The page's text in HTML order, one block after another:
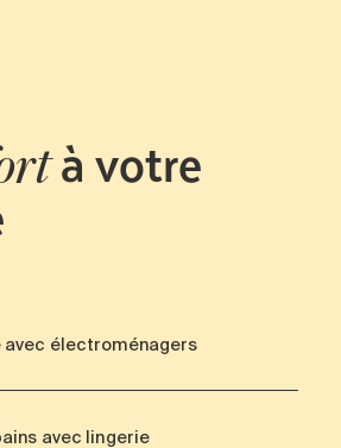
à votre
avec électroménagers
avec lingerie